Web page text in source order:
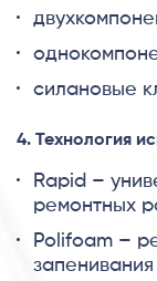
силановые
4. Технология
Rapid –
ремонтных
Polifoam –
запенивания